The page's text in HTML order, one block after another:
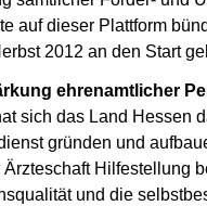
auf dieser Plattform
2012 an den Start
ehrenamtlicher
sich das Land Hessen
gründen und
Hilfestellung
und die